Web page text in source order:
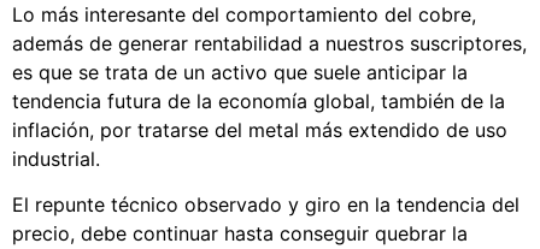
Lo más interesante del comportamiento del cobre,
además de generar rentabilidad a nuestros suscriptores,
es que se trata de un activo que suele anticipar la
tendencia futura de la economía global, también de la
inflación, por tratarse del metal más extendido de uso
industrial.
El repunte técnico observado y giro en la tendencia del
precio, debe continuar hasta conseguir quebrar la